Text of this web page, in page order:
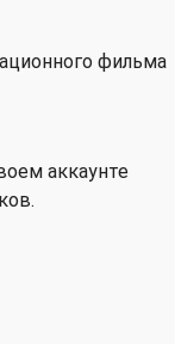
фильма
аккаунте